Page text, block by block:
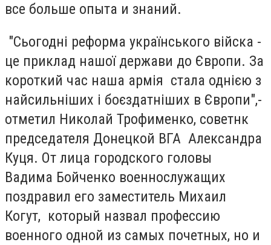
все больше опыта и знаний.
"Сьогодні реформа українського війска -
це приклад нашої держави до Європи. За
короткий час наша армія стала однією з
найсильніших і боєздатніших в Європи",-
отметил Николай Трофименко, советнк
председателя Донецкой ВГА Александра
Куця. От лица городского головы
Вадима Бойченко военнослужащих
поздравил его заместитель Михаил
Когут, который назвал профессию
военного одной из самых почетных, но и